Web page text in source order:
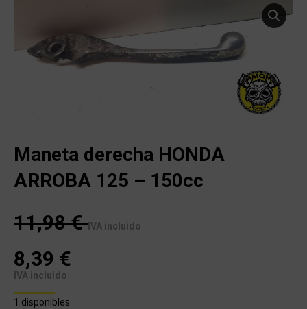
Maneta derecha HONDA
ARROBA 125 – 150cc
11,98€ IVA incluido
8,39 €
IVA incluido
1 disponibles